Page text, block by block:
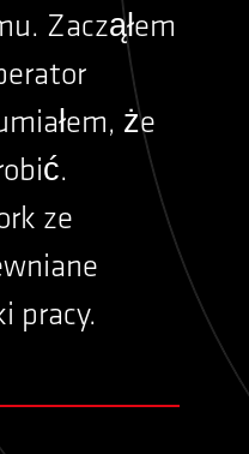
Zacząłem
że
ze
pracy.